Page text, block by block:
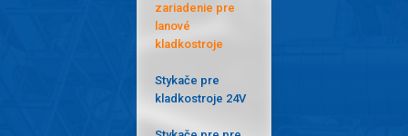
zariadenie pre
lanové
kladkostroje
Stykače pre
kladkostroje 24V